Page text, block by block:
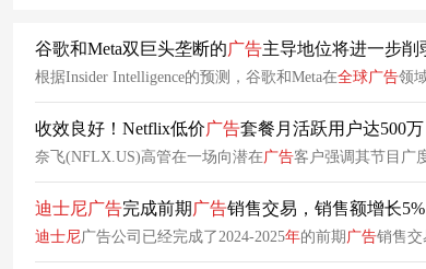
谷歌和Meta双巨头垄断的广告主导地位将进一步削
根据Insider Intelligence的预测，谷歌和Meta在全球广告领
收效良好！Netflix低价广告套餐月活跃用户达500万
奈飞(NFLX.US)高管在一场向潜在广告客户强调其节目广
迪士尼广告完成前期 广告销售交易，销售额增长5%
迪士尼广告公司已经完成了2024-2025年的前期 广告销售交